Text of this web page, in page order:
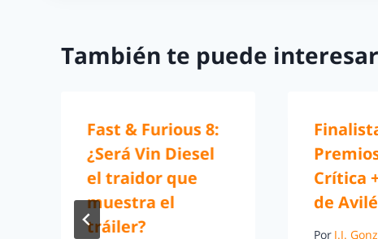
También te puede
Fast & Furious 8:
¿Será Vin Diesel
el traidor que
muestra el
tráiler?
Crítica
de
Por J.J.